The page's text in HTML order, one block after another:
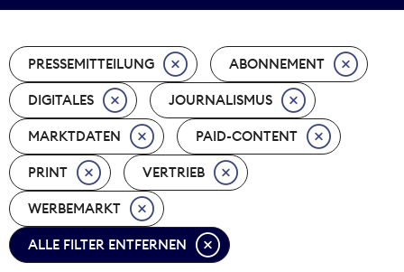
Nachhaltigkeit
Nachwuchs
Nova Award
Pressefreiheit
Print
PRESSEMITTEILUNG ABONNEMENT
DIGITALES JOURNALISMUS
MARKTDATEN PAID-CONTENT
PRINT VERTRIEB
WERBEMARKT
ALLE FILTER ENTFERNEN